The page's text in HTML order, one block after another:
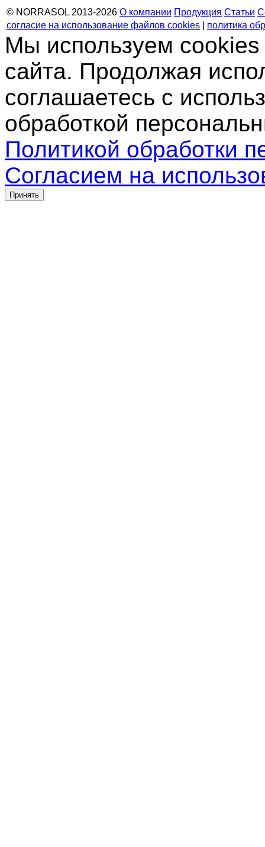
© NORRASOL 2013-2026 О компании Продукция Статьи
согласие на использование файлов cookies
политика
Мы используем cookies
сайта. Продолжая
соглашаетесь с
обработкой
Политикой обработки
Согласием на
Принять